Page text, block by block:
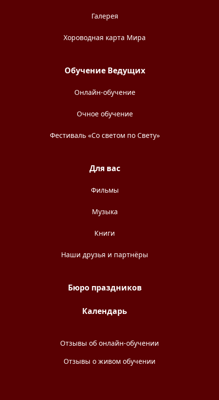
Галерея
Хороводная карта Мира
Обучение Ведущих
Онлайн-обучение
Очное обучение
Фестиваль «Со светом по Свету»
Для вас
Фильмы
Музыка
Книги
Наши друзья и партнёры
Бюро праздников
Календарь
Отзывы об онлайн-обучении
Отзывы о живом обучении